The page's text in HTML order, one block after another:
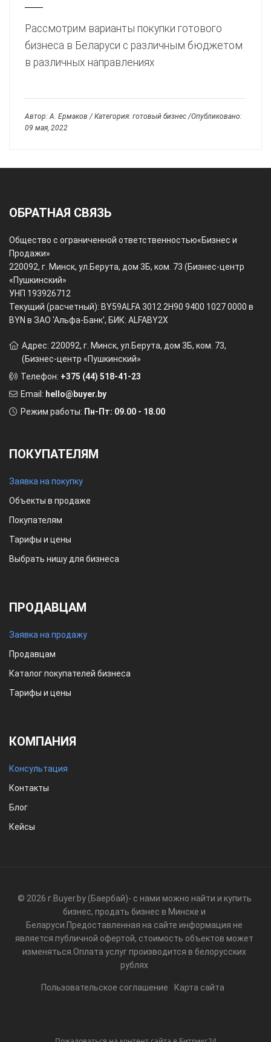
Рассмотрим варианты покупки готового
бизнеса в Беларуси с различным бюджетом
в различных направлениях
Автор: А. Ермаков / Категория: готовый бизнес /Опубликовано:
09 мая, 2022
ОБРАТНАЯ СВЯЗЬ
Общество с ограниченной ответственностью«Бизнес и
Продажи»
220092, г. Минск, ул.Берута, дом 3Б, ком. 73 (Бизнес-центр
«Пушкинский»
УНП 193926712
Текущий (расчетный): BY59ALFA 3012 2H90 9400 1027 0000 в
BYN в ЗАО 'Альфа-Банк', БИК: ALFABY2X
Адрес: 220092, г. Минск, ул.Берута, дом 3Б, ком. 73,
(Бизнес-центр «Пушкинский»
Телефон: +375 (44) 518-41-23
Email: hello@buyer.by
Режим работы: Пн-Пт: 09.00 - 18.00
ПОКУПАТЕЛЯМ
Заявка на покупку
Объекты в продаже
Покупателям
Тарифы и цены
Выбрать нишу для бизнеса
ПРОДАВЦАМ
Заявка на продажу
Продавцам
Каталог покупателей бизнеса
Тарифы и цены
КОМПАНИЯ
Консультация
Контакты
Блог
Кейсы
© 2026 г. Buyer.by (Баербай)- с нами можно найти и купить
бизнес, продать бизнес в Минске и
Беларуси. Предоставленная на сайте информация не
является публичной офертой, стоимость объектов может
изменяться. Оплата услуг производится в белорусских
рублях
Пользовательское соглашение Карта сайта